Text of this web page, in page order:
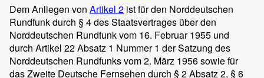
Dem Anliegen von Artikel 2 ist für den Norddeutschen
Rundfunk durch § 4 des Staatsvertrages über den
Norddeutschen Rundfunk vom 16. Februar 1955 und
durch Artikel 22 Absatz 1 Nummer 1 der Satzung des
Norddeutschen Rundfunks vom 2. März 1956 sowie für
das Zweite Deutsche Fernsehen durch § 2 Absatz 2, § 6